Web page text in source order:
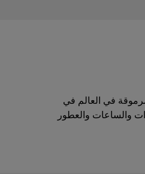
والمرموقة في العالم في
والساعات والعطور